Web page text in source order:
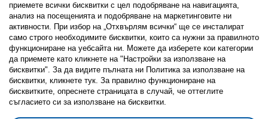
Последвайте ни:
FacebookTwitterYoutubePinterestInstagram
Политика за използване на бисквитки (Cookies)
приемете всички бисквитки с цел подобряване на навигацията,
анализ на посещенията и подобряване на маркетинговите ни
активности. При избор на „Отхвърлям всички“ ще се инсталират
само строго необходимитe бисквитки, които са нужни за правилното
функциониране на уебсайта ни. Можете да изберете кои категории
да приемете като кликнете на "Настройки за използване на
бисквитки". За да видите пълната ни Политика за използване на
бисквитки, кликнете тук. За правилно функциониране на
бисквитките, опреснете страницата в случай, че оттеглите
съгласието си за използване на бисквитки.